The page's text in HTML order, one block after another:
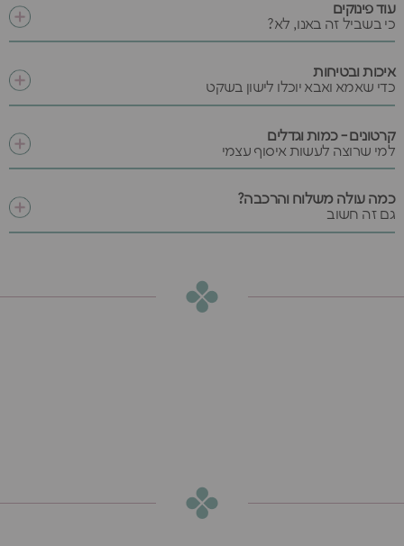
עוד פינוקים
כי בשביל זה באנו, לא?
איכות ובטיחות
כדי שאמא ואבא יוכלו לישון בשקט
קרטונים - כמות וגדלים
למי שרוצה לעשות איסוף עצמי
כמה עולה משלוח והרכבה?
גם זה חשוב